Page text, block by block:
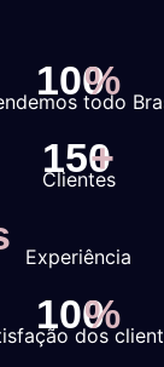
100%
todo
150
+
Clientes
Experiência
100%
dos